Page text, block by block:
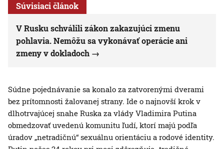
Súvisiaci článok
V Rusku schválili zákon zakazujúci zmenu
pohlavia. Nemôžu sa vykonávať operácie ani
zmeny v dokladoch
Súdne pojednávanie sa konalo za zatvorenými dverami
bez prítomnosti žalovanej strany. Ide o najnovší krok v
dlhotrvajúcej snahe Ruska za vlády Vladimira Putina
obmedzovať uvedenú komunitu ľudí, ktorí majú podľa
úradov „netradičnú“ sexuálnu orientáciu a rodové identity.